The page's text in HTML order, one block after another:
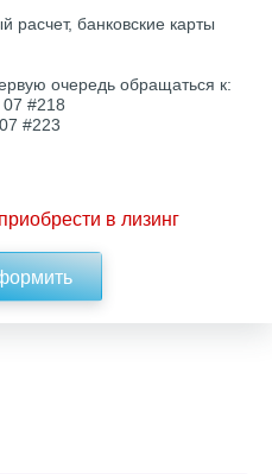
расчет, банковские карты
очередь обращаться к:
#218
#223
в лизинг